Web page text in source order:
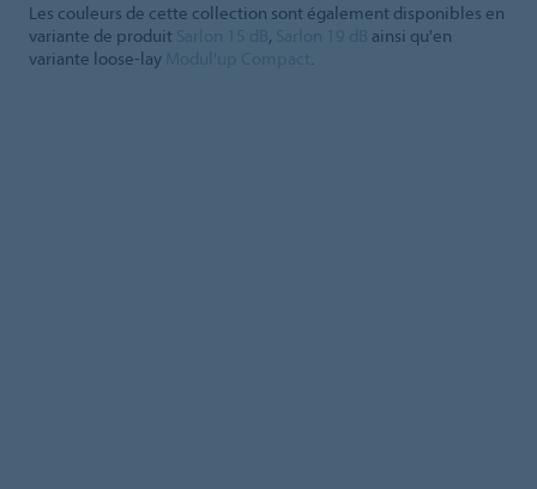
Les couleurs de cette collection sont également disponibles en
variante de produit
,
ainsi qu'en
variante loose-lay
.